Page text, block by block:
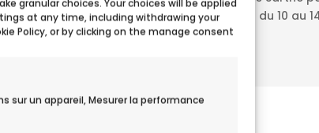
granular choices. Your choices will be applied
at any time, including withdrawing your
Policy, or by clicking on the manage consent
sur un appareil, Mesurer la performance
du Mans du 10 au
2026....